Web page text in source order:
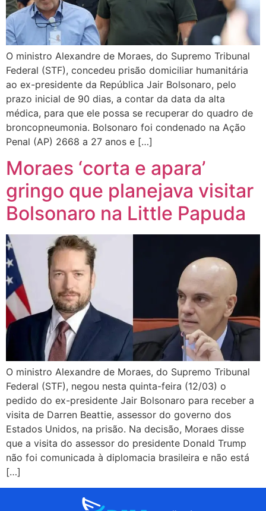
O ministro Alexandre de Moraes, do Supremo Tribunal
Federal (STF), concedeu prisão domiciliar humanitária
ao ex-presidente da República Jair Bolsonaro, pelo
prazo inicial de 90 dias, a contar da data da alta
médica, para que ele possa se recuperar do quadro de
broncopneumonia. Bolsonaro foi condenado na Ação
Penal (AP) 2668 a 27 anos e […]
Moraes ‘corta e apara’
gringo que planejava visitar
Bolsonaro na Little Papuda
O ministro Alexandre de Moraes, do Supremo Tribunal
Federal (STF), negou nesta quinta-feira (12/03) o
pedido do ex-presidente Jair Bolsonaro para receber a
visita de Darren Beattie, assessor do governo dos
Estados Unidos, na prisão. Na decisão, Moraes disse
que a visita do assessor do presidente Donald Trump
não foi comunicada à diplomacia brasileira e não está
[…]